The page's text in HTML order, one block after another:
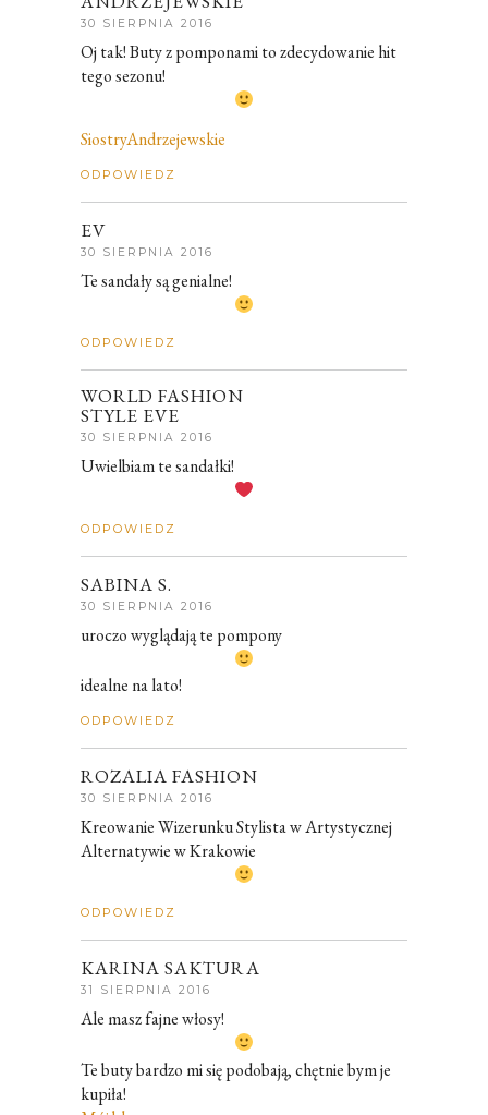
30 SIERPNIA 2016
Oj tak! Buty z pomponami to zdecydowanie hit
tego sezonu!
SiostryAndrzejewskie
ODPOWIEDZ
EV
30 SIERPNIA 2016
Te sandały są genialne!
ODPOWIEDZ
WORLD FASHION
STYLE EVE
30 SIERPNIA 2016
Uwielbiam te sandałki!
ODPOWIEDZ
SABINA S.
30 SIERPNIA 2016
uroczo wyglądają te pompony
idealne na lato!
ODPOWIEDZ
ROZALIA FASHION
30 SIERPNIA 2016
Kreowanie Wizerunku Stylista w Artystycznej
Alternatywie w Krakowie
ODPOWIEDZ
KARINA SAKTURA
31 SIERPNIA 2016
Ale masz fajne włosy!
Te buty bardzo mi się podobają, chętnie bym je
kupiła!